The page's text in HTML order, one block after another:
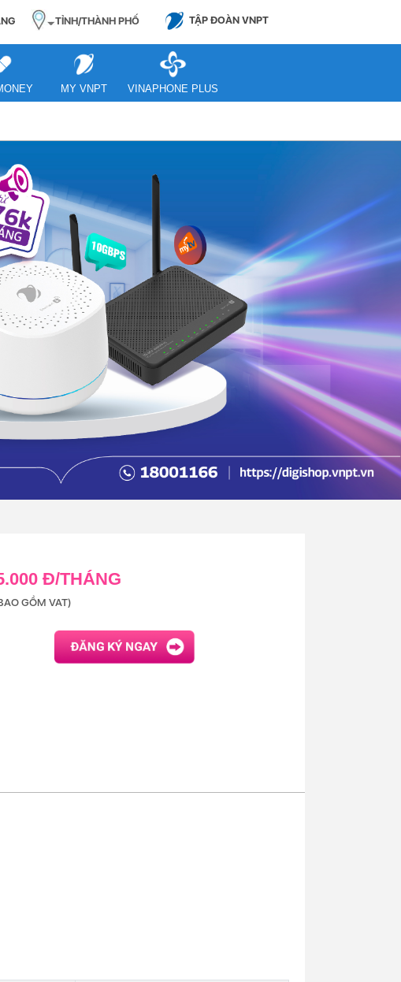
TỈNH/THÀNH PHỐ TẬP ĐOÀN VNPT
MY VNPT VINAPHONE PLUS
Đ/THÁNG
GỒM VAT)